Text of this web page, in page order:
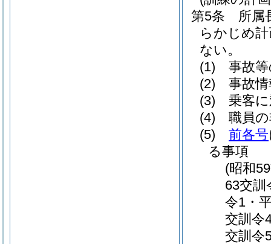
第5条
所属
らかじめ
ない。
(1)
事故
(2)
事故
(3)
乗客
(4)
職員
(5)
前各号
る事項
(昭和
63交訓
令1・
交訓令
交訓令